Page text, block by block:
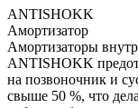
ANTISHOKK
Амортизатор
Амортизаторы
ANTISHOKK
на позвоночник и
свыше 50 %, что